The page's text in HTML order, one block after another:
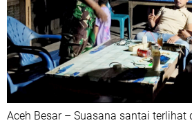
Aceh Besar – Suasana santai terlihat